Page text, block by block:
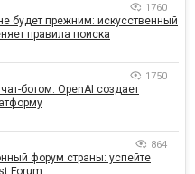
1760
будет прежним: искусственный
правила поиска
1750
ботом. OpenAI создает
864
форум страны: успейте